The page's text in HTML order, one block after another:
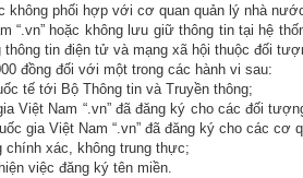
không phối hợp với cơ quan quản lý nhà
“.vn” hoặc không lưu giữ thông tin tại hệ
tin điện tử và mạng xã hội thuộc đối
đồng đối với một trong các hành vi sau:
tế tới Bộ Thông tin và Truyền thông;
Việt Nam “.vn” đã đăng ký cho các đối
gia Việt Nam “.vn” đã đăng ký cho các cơ
chính xác, không trung thực;
việc đăng ký tên miền.